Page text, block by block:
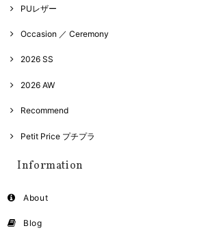
PUレザー
Occasion ／ Ceremony
2026 SS
2026 AW
Recommend
Petit Price プチプラ
Information
About
Blog